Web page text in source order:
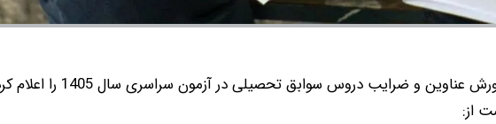
عناوین و ضرایب دروس سوابق تحصیلی در آزمون سراسری سال 1405 را اعلام کرد.
از: